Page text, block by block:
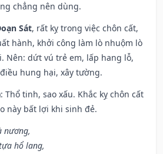
chẳng nên dùng.
Sát, rất kỵ trong việc chôn cất,
hành, khởi công làm lò nhuộm lò
Nên: dứt vú trẻ em, lấp hang lỗ,
hung hại, xây tường.
Thổ tinh, sao xấu. Khắc kỵ chôn cất
này bất lợi khi sinh đẻ.
nương,
hổ lang,